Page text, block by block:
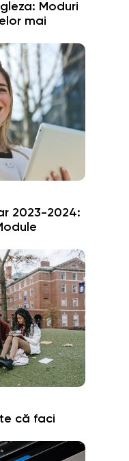
Moduri
mai
2023-2024:
că faci